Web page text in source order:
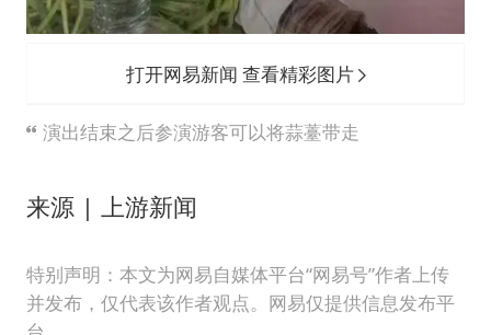
打开网易新闻 查看精彩图片
演出结束之后参演游客可以将蒜薹带走
来源 | 上游新闻
特别声明：本文为网易自媒体平台“网易号”作者上传
并发布，仅代表该作者观点。网易仅提供信息发布平